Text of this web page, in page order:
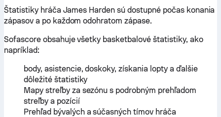
Štatistiky hráča James Harden sú dostupné počas konania
zápasov a po každom odohratom zápase.
Sofascore obsahuje všetky basketbalové štatistiky, ako
napríklad:
body, asistencie, doskoky, získania lopty a ďalšie
dôležité štatistiky
Mapy streľby za sezónu s podrobným prehľadom
streľby a pozícií
Prehľad bývalých a súčasných tímov hráča